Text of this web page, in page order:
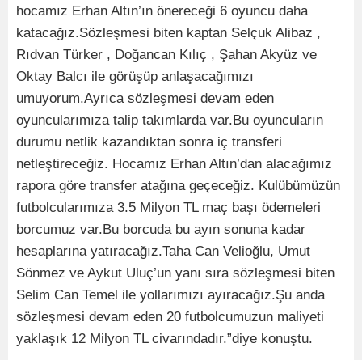
hocamız Erhan Altın’ın önereceği 6 oyuncu daha
katacağız.Sözleşmesi biten kaptan Selçuk Alibaz ,
Rıdvan Türker , Doğancan Kılıç , Şahan Akyüz ve
Oktay Balcı ile görüşüp anlaşacağımızı
umuyorum.Ayrıca sözleşmesi devam eden
oyuncularımıza talip takımlarda var.Bu oyuncuların
durumu netlik kazandıktan sonra iç transferi
netleştireceğiz. Hocamız Erhan Altın’dan alacağımız
rapora göre transfer atağına geçeceğiz. Kulübümüzün
futbolcularımıza 3.5 Milyon TL maç başı ödemeleri
borcumuz var.Bu borcuda bu ayın sonuna kadar
hesaplarına yatıracağız.Taha Can Velioğlu, Umut
Sönmez ve Aykut Uluç’un yanı sıra sözleşmesi biten
Selim Can Temel ile yollarımızı ayıracağız.Şu anda
sözleşmesi devam eden 20 futbolcumuzun maliyeti
yaklaşık 12 Milyon TL civarındadır.”diye konuştu.